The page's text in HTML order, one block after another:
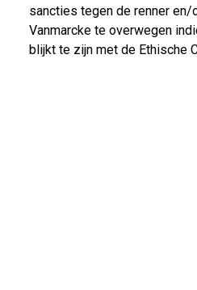
sancties tegen de renner
Vanmarcke te overwegen
blijkt te zijn met de Ethische